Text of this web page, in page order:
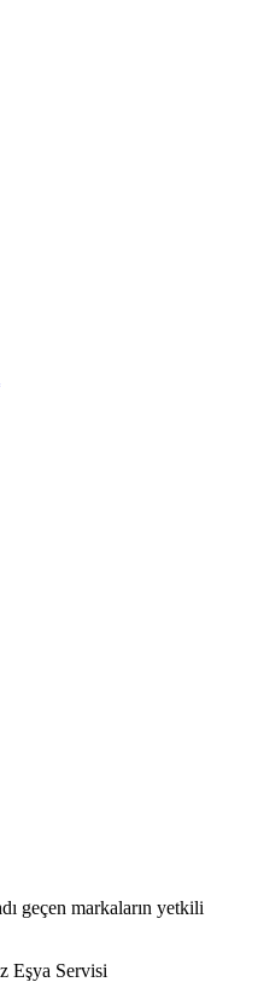
geçen markaların yetkili
Eşya Servisi